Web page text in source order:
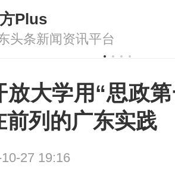
Plus
头条新闻资讯平台
放大学用“思政
前列的广东实践
27 19:16